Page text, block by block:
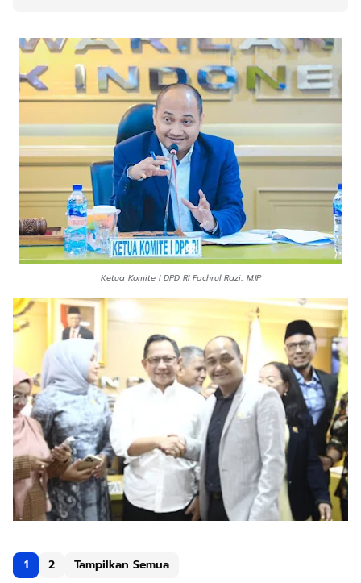
Ketua Komite I DPD RI Fachrul Razi, M.IP
1 2 Tampilkan Semua